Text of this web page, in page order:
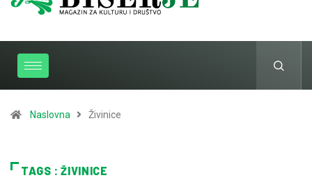
Naslovna Živinice
TAGS : ŽIVINICE